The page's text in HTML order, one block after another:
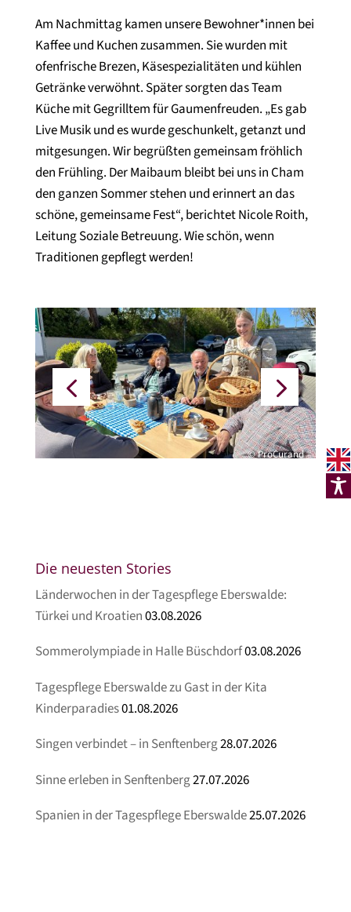
Am Nachmittag kamen unsere Bewohner*innen bei
Kaffee und Kuchen zusammen. Sie wurden mit
ofenfrische Brezen, Käsespezialitäten und kühlen
Getränke verwöhnt. Später sorgten das Team
Küche mit Gegrilltem für Gaumenfreuden. „Es gab
Live Musik und es wurde geschunkelt, getanzt und
mitgesungen. Wir begrüßten gemeinsam fröhlich
den Frühling. Der Maibaum bleibt bei uns in Cham
den ganzen Sommer stehen und erinnert an das
schöne, gemeinsame Fest“, berichtet Nicole Roith,
Leitung Soziale Betreuung. Wie schön, wenn
Traditionen gepflegt werden!
© ProCurand
Die neuesten Stories
Länderwochen in der Tagespflege Eberswalde:
Türkei und Kroatien03.08.2026
Sommerolympiade in Halle Büschdorf03.08.2026
Tagespflege Eberswalde zu Gast in der Kita
Kinderparadies01.08.2026
Singen verbindet – in Senftenberg28.07.2026
Sinne erleben in Senftenberg27.07.2026
Spanien in der Tagespflege Eberswalde25.07.2026